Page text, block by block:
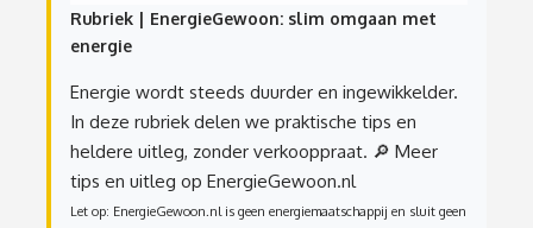
Rubriek | EnergieGewoon: slim omgaan met
energie
Energie wordt steeds duurder en ingewikkelder.
In deze rubriek delen we praktische tips en
heldere uitleg, zonder verkooppraat. 🔎 Meer
tips en uitleg op EnergieGewoon.nl
Let op: EnergieGewoon.nl is geen energiemaatschappij en sluit geen